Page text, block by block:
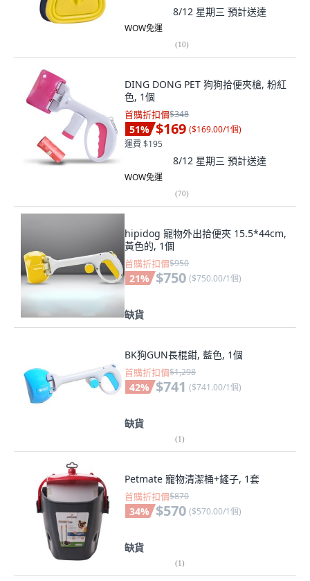
8/12 星期三 預計送達
WOW免運
(10)
DING DONG PET 狗狗拾便夾槍, 粉紅
色, 1個
首購折扣價$348
51% $169 ($169.00/1個)
運費 $195
8/12 星期三 預計送達
WOW免運
(70)
hipidog 寵物外出拾便夾 15.5*44cm,
黃色的, 1個
首購折扣價$950
21% $750 ($750.00/1個)
缺貨
BK狗GUN長棍鉗, 藍色, 1個
首購折扣價$1,298
42% $741 ($741.00/1個)
缺貨
(1)
Petmate 寵物清潔桶+鏟子, 1套
首購折扣價$870
34% $570 ($570.00/1個)
缺貨
(1)